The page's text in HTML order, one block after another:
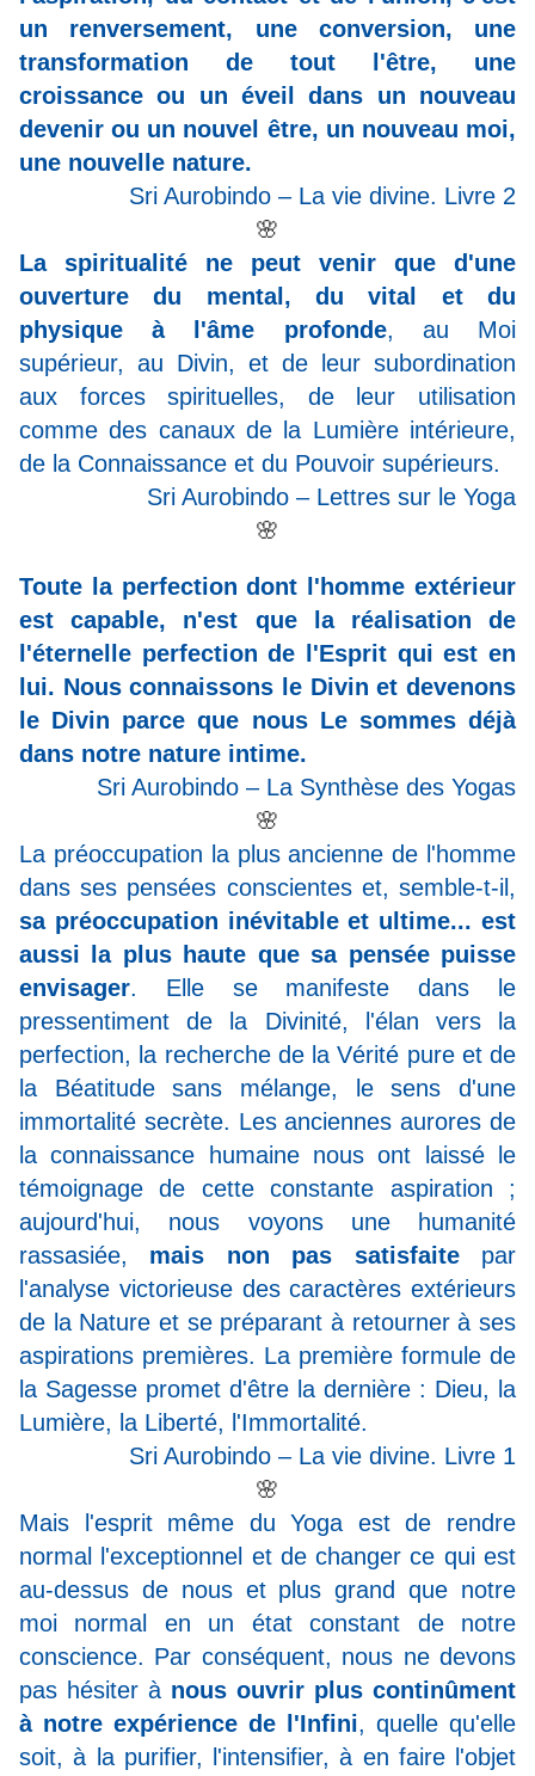
un renversement, une conversion, une
transformation de tout l'être, une
croissance ou un éveil dans un nouveau
devenir ou un nouvel être, un nouveau moi,
une nouvelle nature.
Sri Aurobindo – La vie divine. Livre 2
🌸
La spiritualité ne peut venir que d'une
ouverture du mental, du vital et du
physique à l'âme profonde, au Moi
supérieur, au Divin, et de leur subordination
aux forces spirituelles, de leur utilisation
comme des canaux de la Lumière intérieure,
de la Connaissance et du Pouvoir supérieurs.
Sri Aurobindo – Lettres sur le Yoga
🌸
Toute la perfection dont l'homme extérieur
est capable, n'est que la réalisation de
l'éternelle perfection de l'Esprit qui est en
lui. Nous connaissons le Divin et devenons
le Divin parce que nous Le sommes déjà
dans notre nature intime.
Sri Aurobindo – La Synthèse des Yogas
🌸
La préoccupation la plus ancienne de l'homme
dans ses pensées conscientes et, semble-t-il,
sa préoccupation inévitable et ultime... est
aussi la plus haute que sa pensée puisse
envisager. Elle se manifeste dans le
pressentiment de la Divinité, l'élan vers la
perfection, la recherche de la Vérité pure et de
la Béatitude sans mélange, le sens d'une
immortalité secrète. Les anciennes aurores de
la connaissance humaine nous ont laissé le
témoignage de cette constante aspiration ;
aujourd'hui, nous voyons une humanité
rassasiée, mais non pas satisfaite par
l'analyse victorieuse des caractères extérieurs
de la Nature et se préparant à retourner à ses
aspirations premières. La première formule de
la Sagesse promet d'être la dernière : Dieu, la
Lumière, la Liberté, l'Immortalité.
Sri Aurobindo – La vie divine. Livre 1
🌸
Mais l'esprit même du Yoga est de rendre
normal l'exceptionnel et de changer ce qui est
au-dessus de nous et plus grand que notre
moi normal en un état constant de notre
conscience. Par conséquent, nous ne devons
pas hésiter à nous ouvrir plus continûment
à notre expérience de l'Infini, quelle qu'elle
soit, à la purifier, l'intensifier, à en faire l'objet